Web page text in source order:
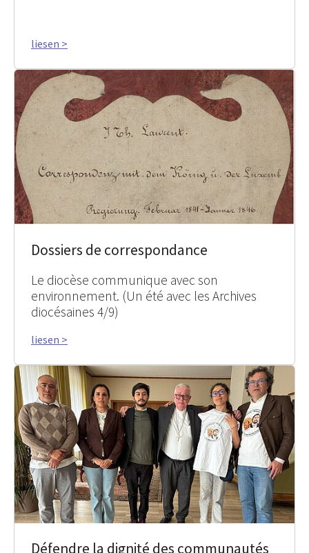
liesen >
Dossiers de correspondance
Le diocèse communique avec son
environnement. (Un été avec les Archives
diocésaines 4/9)
liesen >
Défendre la dignité des communautés